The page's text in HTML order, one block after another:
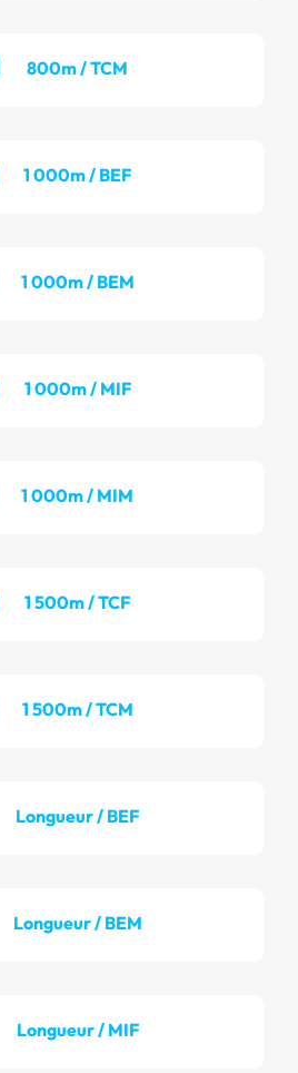
800m / TCM
1 000m / BEF
1 000m / BEM
1 000m / MIF
1 000m / MIM
1 500m / TCF
1 500m / TCM
Longueur / BEF
Longueur / BEM
Longueur / MIF